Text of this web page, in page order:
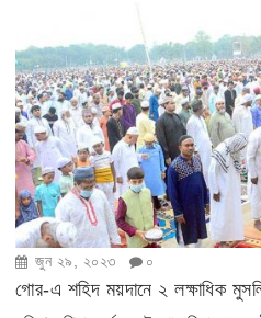
জুন ২৯, ২০২৩ ০
গোর-এ শহিদ ময়দানে ২ লক্ষাধিক